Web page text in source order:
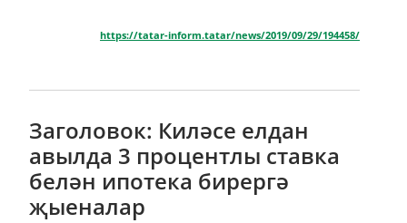
https://tatar-inform.tatar/news/2019/09/29/194458/
Заголовок: Киләсе елдан
авылда 3 процентлы ставка
белән ипотека бирергә
җыеналар